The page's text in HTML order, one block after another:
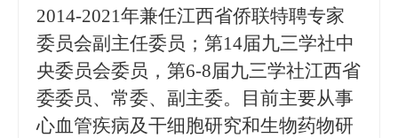
2014-2021年兼任江西省侨联特聘专家
委员会副主任委员 ；第14届九三学社中
央委员会委员，第6-8届九三学社江西省
委委员、常委、副主委。
目前主要从事
心血管疾病及干细胞研究和生物药物研